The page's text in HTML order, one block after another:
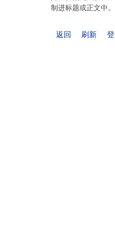
制进标题或正文中。
返回 刷新